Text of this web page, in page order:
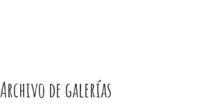
Archivo de galerías